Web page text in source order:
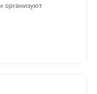
организуют